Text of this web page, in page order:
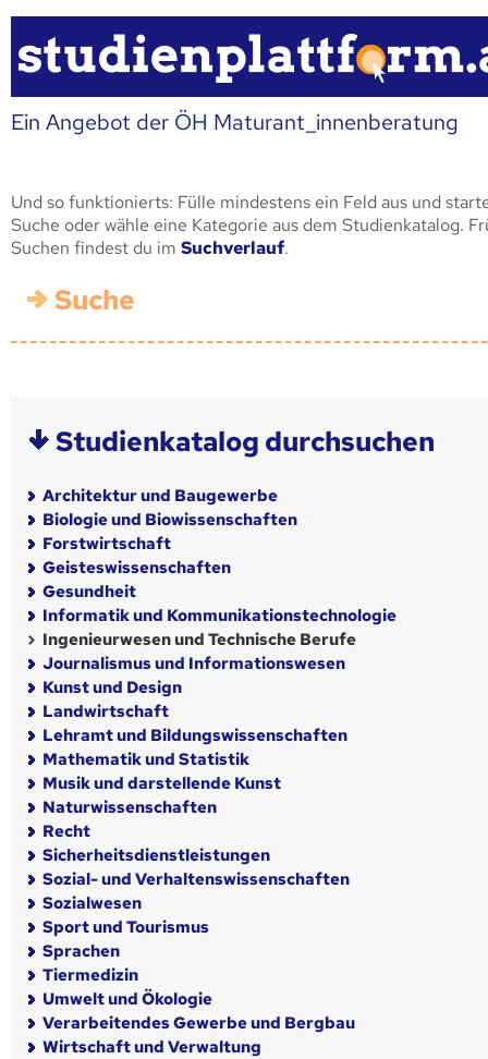
Ein Angebot der ÖH Maturant_innenberatung
Und so funktionierts: Fülle mindestens ein Feld aus und
Suche oder wähle eine Kategorie aus dem Studienkatalog.
Suchen findest du im Suchverlauf.
Suche
Studienkatalog durchsuchen
Architektur und Baugewerbe
Biologie und Biowissenschaften
Forstwirtschaft
Geisteswissenschaften
Gesundheit
Informatik und Kommunikationstechnologie
Ingenieurwesen und Technische Berufe
Journalismus und Informationswesen
Kunst und Design
Landwirtschaft
Lehramt und Bildungswissenschaften
Mathematik und Statistik
Musik und darstellende Kunst
Naturwissenschaften
Recht
Sicherheitsdienstleistungen
Sozial- und Verhaltenswissenschaften
Sozialwesen
Sport und Tourismus
Sprachen
Tiermedizin
Umwelt und Ökologie
Verarbeitendes Gewerbe und Bergbau
Wirtschaft und Verwaltung